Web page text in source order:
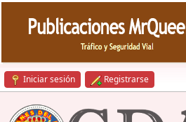
Iniciar sesión Registrarse